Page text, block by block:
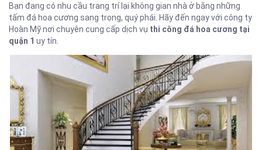
Bạn đang có nhu cầu trang trí lại không gian nhà ở bằng những
tấm đá hoa cương sang trọng, quý phái. Hãy đến ngay với công ty
Hoàn Mỹ nơi chuyên cung cấp dịch vụ thi công đá hoa cương tại
quận 1 uy tín.